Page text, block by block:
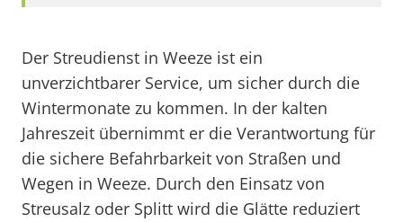
Der Streudienst in Weeze ist ein
unverzichtbarer Service, um sicher durch die
Wintermonate zu kommen. In der kalten
Jahreszeit übernimmt er die Verantwortung für
die sichere Befahrbarkeit von Straßen und
Wegen in Weeze. Durch den Einsatz von
Streusalz oder Splitt wird die Glätte reduziert